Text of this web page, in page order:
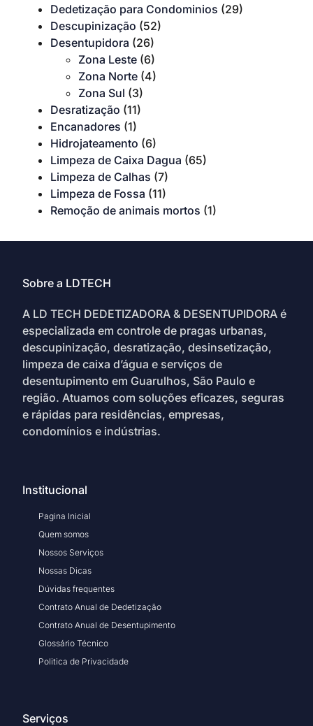
Dedetização para Condominios (29)
Descupinização (52)
Desentupidora (26)
Zona Leste (6)
Zona Norte (4)
Zona Sul (3)
Desratização (11)
Encanadores (1)
Hidrojateamento (6)
Limpeza de Caixa Dagua (65)
Limpeza de Calhas (7)
Limpeza de Fossa (11)
Remoção de animais mortos (1)
Sobre a LDTECH
A LD TECH DEDETIZADORA & DESENTUPIDORA é
especializada em controle de pragas urbanas,
descupinização, desratização, desinsetização,
limpeza de caixa d’água e serviços de
desentupimento em Guarulhos, São Paulo e
região. Atuamos com soluções eficazes, seguras
e rápidas para residências, empresas,
condomínios e indústrias.
Institucional
Pagina Inicial
Quem somos
Nossos Serviços
Nossas Dicas
Dúvidas frequentes
Contrato Anual de Dedetização
Contrato Anual de Desentupimento
Glossário Técnico
Politica de Privacidade
Serviços